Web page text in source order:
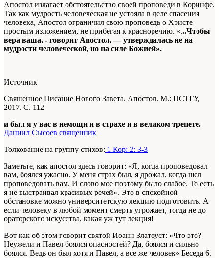
Апостол излагает обстоятельство своей проповеди в Коринфе.
Так как мудрость человеческая не устояла в деле спасения
человека, Апостол ограничил свою проповедь о Христе
простым изложением, не прибегая к красноречию. «...Чтобы
вера ваша, - говорит Апостол, — утверждалась не на
мудрости человеческой, но на силе Божией».
Источник
Священное Писание Нового Завета. Апостол. М.: ПСТГУ,
2017. С. 112
и был я у вас в немощи и в страхе и в великом трепете.
Даниил Сысоев священник
Толкование на группу стихов: 1 Кор: 2: 3-3
Заметьте, как апостол здесь говорит: «Я, когда проповедовал
вам, боялся ужасно. У меня страх был, я дрожал, когда шел
проповедовать вам. И слово мое поэтому было слабое. То есть
я не выстраивал красивых речей». Это в спокойной
обстановке можно университетскую лекцию подготовить. А
если человеку в любой момент смерть угрожает, тогда не до
ораторского искусства, какая уж тут лекция!
Вот как об этом говорит святой Иоанн Златоуст: «Что это?
Неужели и Павел боялся опасностей? Да, боялся и сильно
боялся. Ведь он был хотя и Павел, а все же человек» Беседа 6.